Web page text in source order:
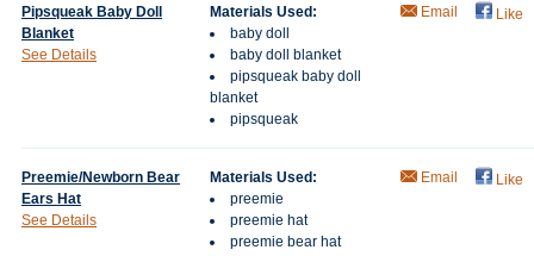
Pipsqueak Baby Doll
Blanket
See Details
Materials Used:
baby doll
baby doll blanket
pipsqueak baby doll
blanket
pipsqueak
Email Like
Preemie/Newborn Bear
Ears Hat
See Details
Materials Used:
preemie
preemie hat
preemie bear hat
Email Like